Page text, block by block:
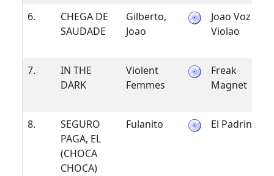
6.
CHEGA DE
SAUDADE
Gilberto,
Joao
Joao Voz e
Violao
7.
IN THE
DARK
Violent
Femmes
Freak
Magnet
8.
SEGURO
PAGA, EL
(CHOCA
CHOCA)
Fulanito El Padrino